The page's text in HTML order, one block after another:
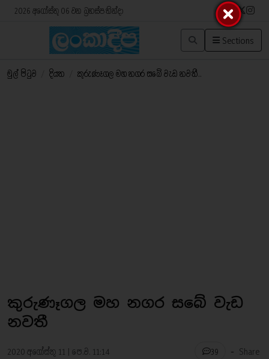
2026 අගෝස්තු 06 වන බ්‍රහස්පතින්දා
Sections
මුල් පිටුව දියත කුරුණෑගල මහ නගර සබේ වැඩ නවතී..
කුරුණෑගල මහ නගර සබේ වැඩ
නවතී
2020 අගෝස්තු 11 | පෙ.ව. 11:14 39 - Share